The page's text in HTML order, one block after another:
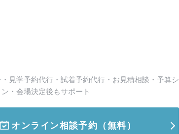
見学予約代行・試着予約代行・お見積相談・予算シ
・会場決定後もサポート
オンライン相談予約 （無料）